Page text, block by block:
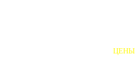
ЦЕНЫ